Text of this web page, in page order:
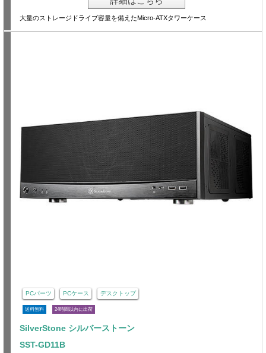
大量のストレージドライブ容量を備えたMicro-ATXタワーケース
PCパーツ PCケース デスクトップ
送料無料 24時間以内に出荷
SilverStone シルバーストーン
SST-GD11B